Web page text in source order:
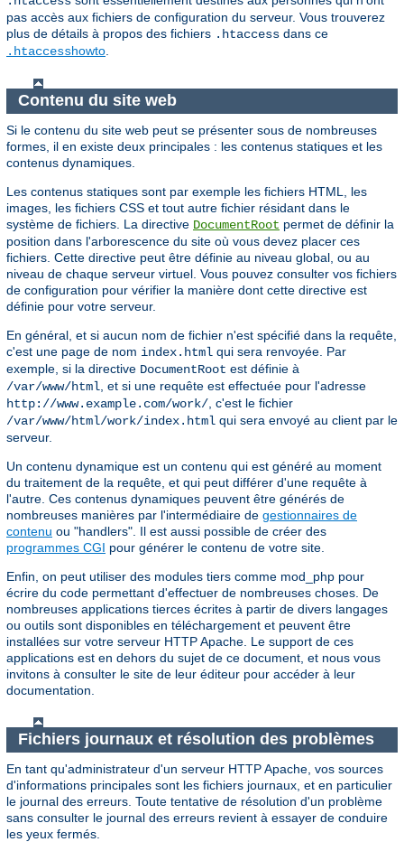
pas accès aux fichiers de configuration du serveur. Vous trouverez
plus de détails à propos des fichiers .htaccess dans ce
.htaccesshowto
Contenu du site web
Si le contenu du site web peut se présenter sous de nombreuses
formes, il en existe deux principales : les contenus statiques et les
contenus dynamiques.
Les contenus statiques sont par exemple les fichiers HTML, les
images, les fichiers CSS et tout autre fichier résidant dans le
système de fichiers. La directive DocumentRoot permet de définir la
position dans l'arborescence du site où vous devez placer ces
fichiers. Cette directive peut être définie au niveau global, ou au
niveau de chaque serveur virtuel. Vous pouvez consulter vos fichiers
de configuration pour vérifier la manière dont cette directive est
définie pour votre serveur.
En général, et si aucun nom de fichier n'est spécifié dans la requête,
c'est une page de nom index.html qui sera renvoyée. Par
exemple, si la directive DocumentRoot est définie à
/var/www/html , et si une requête est effectuée pour l'adresse
http://www.example.com/work/ , c'est le fichier
/var/www/html/work/index.html qui sera envoyé au client par le
serveur.
Un contenu dynamique est un contenu qui est généré au moment
du traitement de la requête, et qui peut différer d'une requête à
l'autre. Ces contenus dynamiques peuvent être générés de
nombreuses manières par l'intermédiaire de gestionnaires de
contenu ou "handlers". Il est aussi possible de créer des
programmes CGI pour générer le contenu de votre site.
Enfin, on peut utiliser des modules tiers comme mod_php pour
écrire du code permettant d'effectuer de nombreuses choses. De
nombreuses applications tierces écrites à partir de divers langages
ou outils sont disponibles en téléchargement et peuvent être
installées sur votre serveur HTTP Apache. Le support de ces
applications est en dehors du sujet de ce document, et nous vous
invitons à consulter le site de leur éditeur pour accéder à leur
documentation.
Fichiers journaux et résolution des problèmes
En tant qu'administrateur d'un serveur HTTP Apache, vos sources
d'informations principales sont les fichiers journaux, et en particulier
le journal des erreurs. Toute tentative de résolution d'un problème
sans consulter le journal des erreurs revient à essayer de conduire
les yeux fermés.